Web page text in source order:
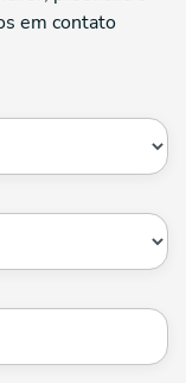
em contato